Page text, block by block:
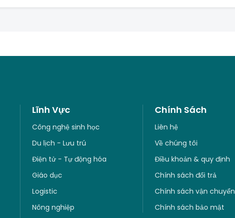
Lĩnh Vực
Công nghệ sinh học
Du lịch - Lưu trú
Điện tử - Tự động hóa
Giáo dục
Logistic
Nông nghiệp
Chính Sách
Liên hệ
Về chúng tôi
Điều khoản & quy định
Chính sách đổi trả
Chính sách vận chuyển
Chính sách bảo mật